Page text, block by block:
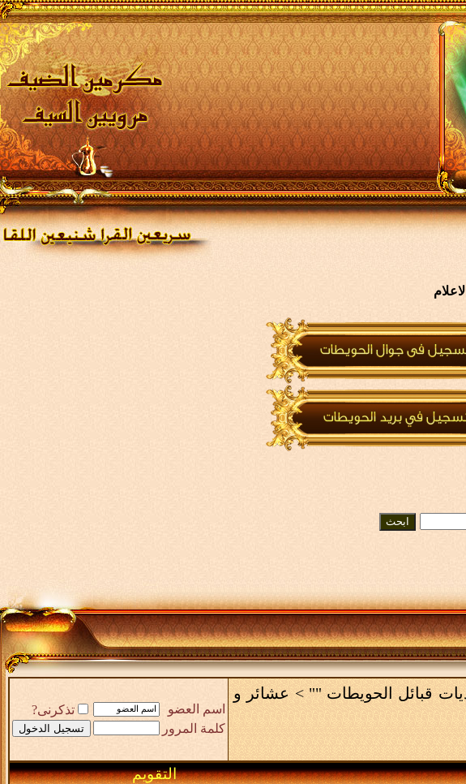
قبائل الحويطات "" > عشائر و
اسم العضو
تذكرنى?
كلمة المرور
التقويم